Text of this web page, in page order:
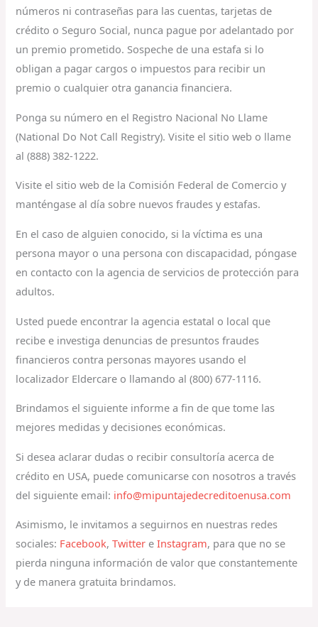
números ni contraseñas para las cuentas, tarjetas de
crédito o Seguro Social, nunca pague por adelantado por
un premio prometido. Sospeche de una estafa si lo
obligan a pagar cargos o impuestos para recibir un
premio o cualquier otra ganancia financiera.
Ponga su número en el Registro Nacional No Llame
(National Do Not Call Registry). Visite el sitio web o llame
al (888) 382-1222.
Visite el sitio web de la Comisión Federal de Comercio y
manténgase al día sobre nuevos fraudes y estafas.
En el caso de alguien conocido, si la víctima es una
persona mayor o una persona con discapacidad, póngase
en contacto con la agencia de servicios de protección para
adultos.
Usted puede encontrar la agencia estatal o local que
recibe e investiga denuncias de presuntos fraudes
financieros contra personas mayores usando el
localizador Eldercare o llamando al (800) 677-1116.
Brindamos el siguiente informe a fin de que tome las
mejores medidas y decisiones económicas.
Si desea aclarar dudas o recibir consultoría acerca de
crédito en USA, puede comunicarse con nosotros a través
del siguiente email: info@mipuntajedecreditoenusa.com
Asimismo, le invitamos a seguirnos en nuestras redes
sociales: Facebook,Twitter eInstagram, para que no se
pierda ninguna información de valor que constantemente
y de manera gratuita brindamos.